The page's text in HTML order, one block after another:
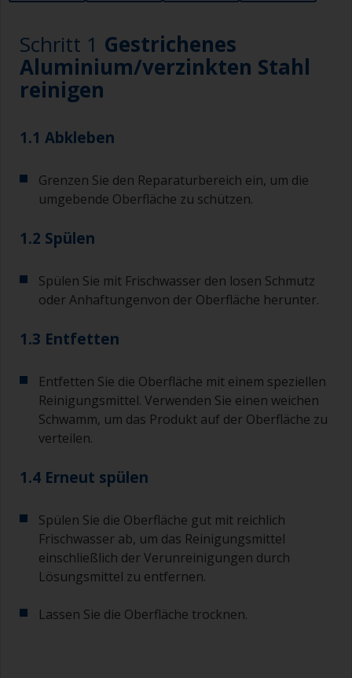
Schritt 1 Gestrichenes
Aluminium/verzinkten Stahl
reinigen
1.1 Abkleben
Grenzen Sie den Reparaturbereich ein, um die
umgebende Oberfläche zu schützen.
1.2 Spülen
Spülen Sie mit Frischwasser den losen Schmutz
oder Anhaftungenvon der Oberfläche herunter.
1.3 Entfetten
Entfetten Sie die Oberfläche mit einem speziellen
Reinigungsmittel. Verwenden Sie einen weichen
Schwamm, um das Produkt auf der Oberfläche zu
verteilen.
1.4 Erneut spülen
Spülen Sie die Oberfläche gut mit reichlich
Frischwasser ab, um das Reinigungsmittel
einschließlich der Verunreinigungen durch
Lösungsmittel zu entfernen.
Lassen Sie die Oberfläche trocknen.